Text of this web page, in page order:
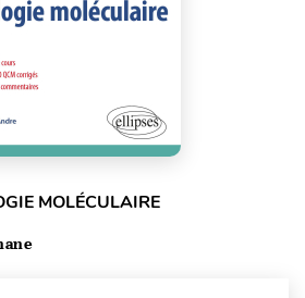
MOLÉCULAIRE